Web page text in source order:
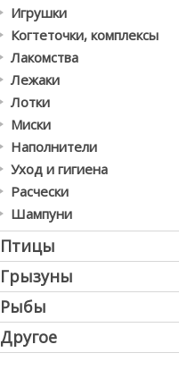
Игрушки
Когтеточки, комплексы
Лакомства
Лежаки
Лотки
Миски
Наполнители
Уход и гигиена
Расчески
Шампуни
Птицы
Грызуны
Рыбы
Другое